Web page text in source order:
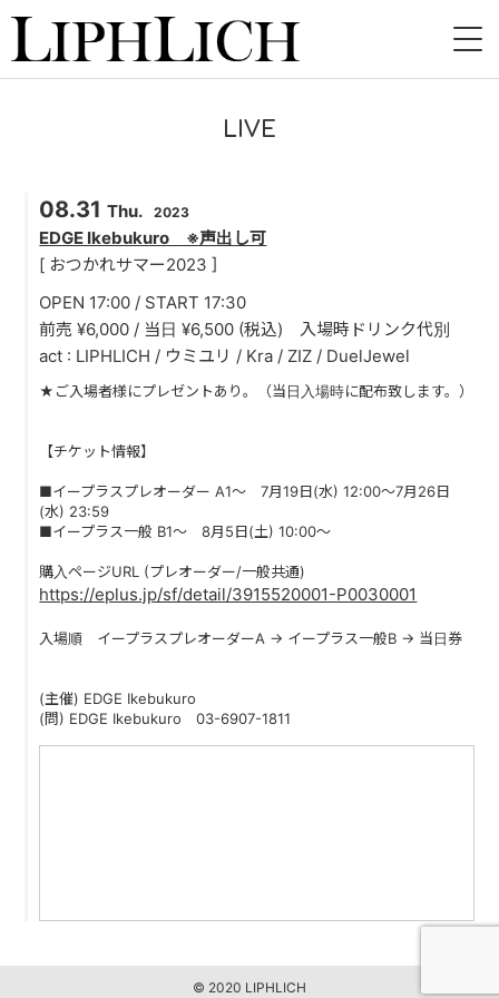
LIVE
INSTORE
BAND
VIDEO
BLOG
PAST LIVE
GOODS
LIVE
08.31 Thu. 2023
EDGE Ikebukuro ※声出し可
[ おつかれサマー2023 ]
OPEN 17:00 / START 17:30
前売 ¥6,000 / 当日 ¥6,500 (税込) 入場時ドリンク代別
act : LIPHLICH / ウミユリ / Kra / ZIZ / DuelJewel
★ご入場者様にプレゼントあり。（当日入場時に配布致します。）
【チケット情報】
■イープラスプレオーダー A1〜 7月19日(水) 12:00〜7月26日
(水) 23:59
■イープラス一般 B1〜 8月5日(土) 10:00〜
購入ページURL (プレオーダー/一般共通)
https://eplus.jp/sf/detail/3915520001-P0030001
入場順 イープラスプレオーダーA → イープラス一般B → 当日券
(主催) EDGE Ikebukuro
(問) EDGE Ikebukuro 03-6907-1811
© 2020 LIPHLICH